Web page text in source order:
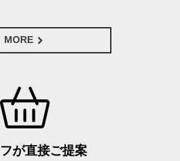
MORE
が直接ご提案